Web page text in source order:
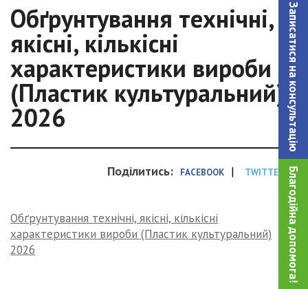
Записатися на консультацiю
Благодійна допомога!
Обґрунтування технічні,
якісні, кількісні
характеристики вироби
(Пластик культуральний)
2026
Поділитись: FACEBOOK | TWITTER
Обґрунтування технічні, якісні, кількісні
характеристики вироби (Пластик культуральний)
2026